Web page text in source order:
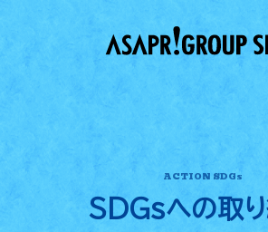
ACTION SDGs
SDGsへの取